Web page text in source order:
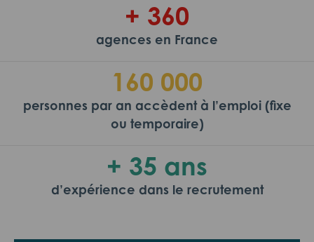
+ 360
agences en France
160 000
personnes par an accèdent à l’emploi (fixe
ou temporaire)
+ 35 ans
d’expérience dans le recrutement